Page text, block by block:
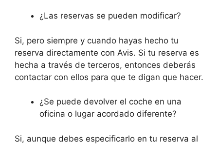
¿Las reservas se pueden modificar?
Si, pero siempre y cuando hayas hecho tu
reserva directamente con Avis. Si tu reserva es
hecha a través de terceros, entonces deberás
contactar con ellos para que te digan que hacer.
¿Se puede devolver el coche en una
oficina o lugar acordado diferente?
Si, aunque debes especificarlo en tu reserva al